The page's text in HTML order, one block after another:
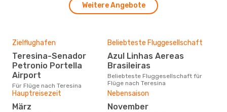
Weitere Angebote
Zielflughafen
Teresina-Senador
Petronio Portella
Airport
Für Flüge nach Teresina
Beliebteste Fluggesellschaft
Azul Linhas Aereas
Brasileiras
Beliebteste Fluggesellschaft für
Flüge nach Teresina
Hauptreisezeit
März
Nebensaison
November